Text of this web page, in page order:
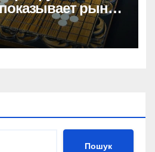
рынок
говорят сами
Пошук